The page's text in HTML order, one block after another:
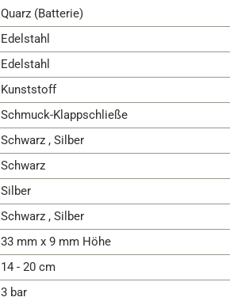
Quarz (Batterie)
Edelstahl
Edelstahl
Kunststoff
Schmuck-Klappschließe
Schwarz , Silber
Schwarz
Silber
Schwarz , Silber
33 mm x 9 mm Höhe
14 - 20 cm
3 bar